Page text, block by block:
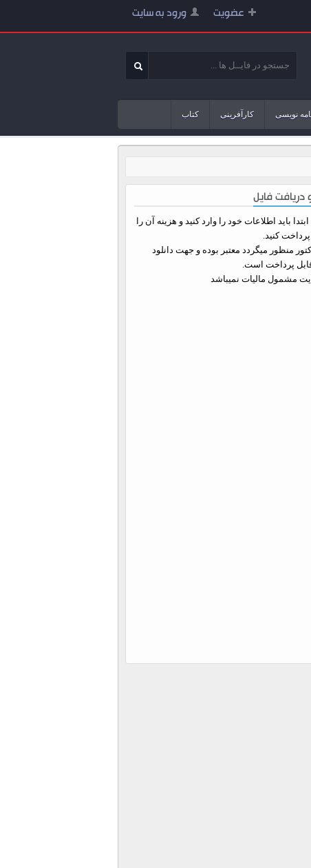
عضویت ورود به سایت
نویسی کارآفرینی کتاب
دریافت فایل
باید اطلاعات خود را وارد کنید و هزینه آن را
کنید.
منظور میگردد معتبر بوده و جهت دانلود
پرداخت است.
مشمول مالیات نمیباشد